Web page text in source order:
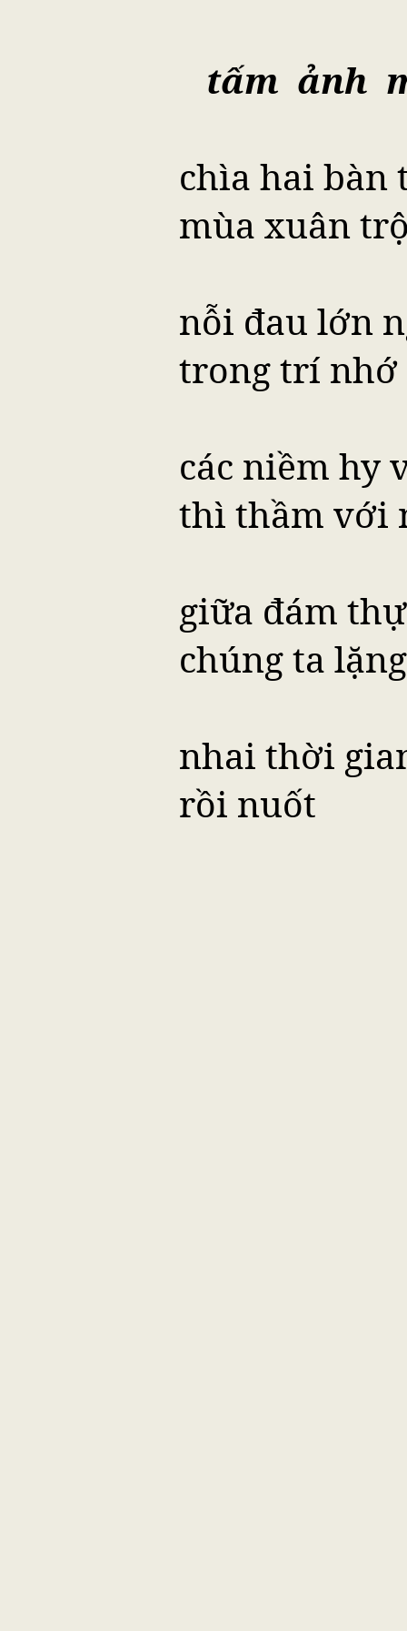
tấm ảnh
chìa hai bàn
mùa xuân
nỗi đau lớn
trong trí nhớ
các niềm hy
thì thầm với
giữa đám
chúng ta
nhai thời
rồi nuốt